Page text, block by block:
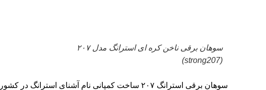
سوهان برقی ناخن کره ای استرانگ مدل ۲۰۷
(strong207)
سوهان برقی استرانگ ۲۰۷ ساخت کمپانی نام آشنای استرانگ در کشور